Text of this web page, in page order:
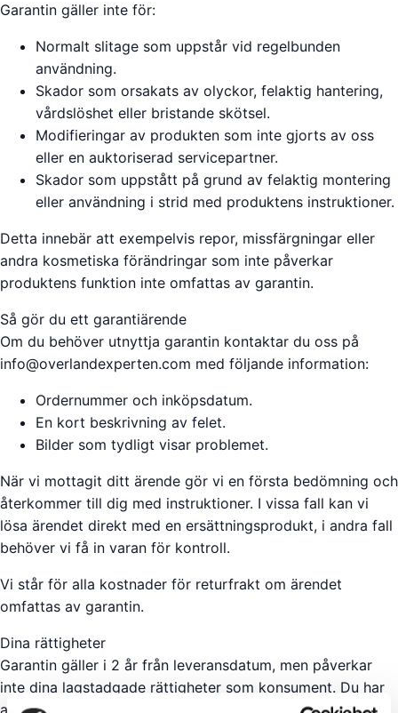
Garantin gäller inte för:
Normalt slitage som uppstår vid regelbunden
användning.
Skador som orsakats av olyckor, felaktig hantering,
vårdslöshet eller bristande skötsel.
Modifieringar av produkten som inte gjorts av oss
eller en auktoriserad servicepartner.
Skador som uppstått på grund av felaktig montering
eller användning i strid med produktens instruktioner.
Detta innebär att exempelvis repor, missfärgningar eller
andra kosmetiska förändringar som inte påverkar
produktens funktion inte omfattas av garantin.
Så gör du ett garantiärende
Om du behöver utnyttja garantin kontaktar du oss på
info@overlandexperten.com med följande information:
Ordernummer och inköpsdatum.
En kort beskrivning av felet.
Bilder som tydligt visar problemet.
När vi mottagit ditt ärende gör vi en första bedömning och
återkommer till dig med instruktioner. I vissa fall kan vi
lösa ärendet direkt med en ersättningsprodukt, i andra fall
behöver vi få in varan för kontroll.
Vi står för alla kostnader för returfrakt om ärendet
omfattas av garantin.
Dina rättigheter
Garantin gäller i 2 år från leveransdatum, men påverkar
inte dina lagstadgade rättigheter som konsument. Du har
alltid rätt att reklamera en produkt inom 3 år enligt